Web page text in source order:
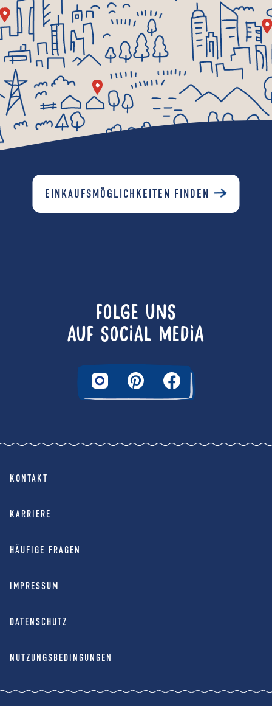
EINKAUFSMÖGLICHKEITEN FINDEN
FOLGE UNS
AUF SOCIAL MEDIA
KONTAKT
KARRIERE
HÄUFIGE FRAGEN
IMPRESSUM
DATENSCHUTZ
NUTZUNGSBEDINGUNGEN